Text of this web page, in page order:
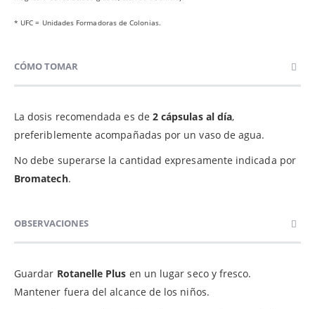
* UFC = Unidades Formadoras de Colonias.
CÓMO TOMAR
La dosis recomendada es de 2 cápsulas al día,
preferiblemente acompañadas por un vaso de agua.
No debe superarse la cantidad expresamente indicada por
Bromatech.
OBSERVACIONES
Guardar Rotanelle Plus en un lugar seco y fresco.
Mantener fuera del alcance de los niños.